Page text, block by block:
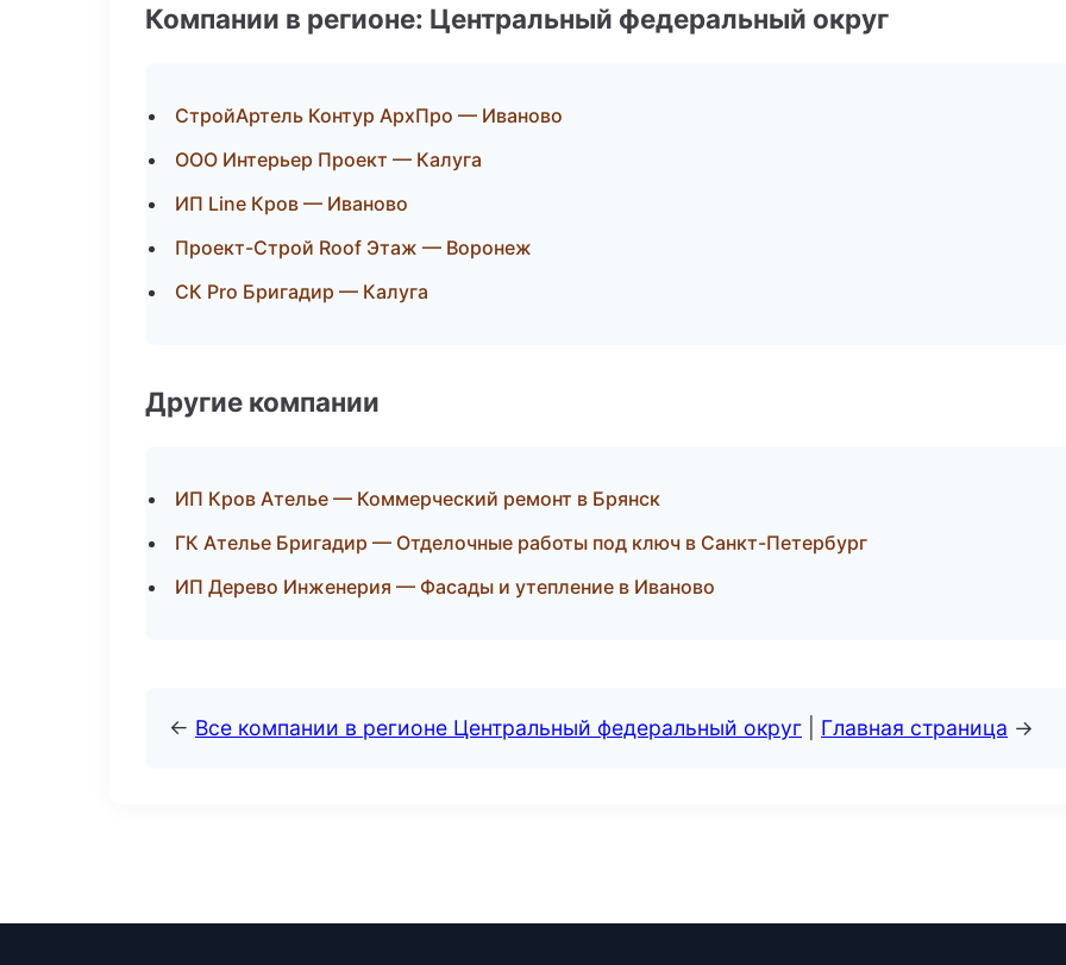
Компании в регионе: Центральный федеральный округ
СтройАртель Контур АрхПро — Иваново
ООО Интерьер Проект — Калуга
ИП Line Кров — Иваново
Проект-Строй Roof Этаж — Воронеж
СК Pro Бригадир — Калуга
Другие компании
ИП Кров Ателье — Коммерческий ремонт в Брянск
ГК Ателье Бригадир — Отделочные работы под ключ в Санкт-Петербург
ИП Дерево Инженерия — Фасады и утепление в Иваново
← Все компании в регионе Центральный федеральный округ Главная страница →